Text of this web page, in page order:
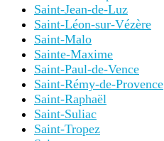
Saint-Jean-de-Luz
Saint-Léon-sur-Vézère
Saint-Malo
Sainte-Maxime
Saint-Paul-de-Vence
Saint-Rémy-de-Provence
Saint-Raphaël
Saint-Suliac
Saint-Tropez